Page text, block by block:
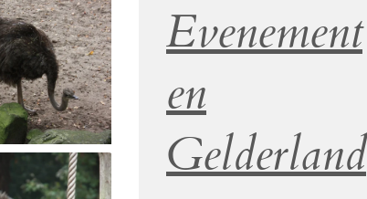
Evenement
en
Gelderland